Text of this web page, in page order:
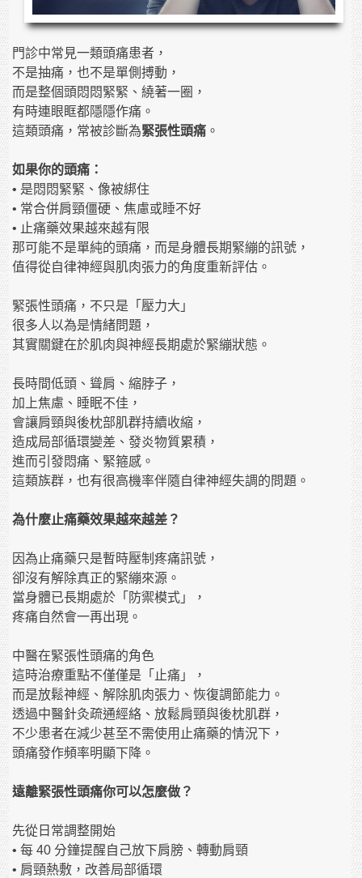
門診中常見一類頭痛患者，
不是抽痛，也不是單側搏動，
而是整個頭悶悶緊緊、繞著一圈，
有時連眼眶都隱隱作痛。
這類頭痛，常被診斷為緊張性頭痛 。
如果你的頭痛：
• 是悶悶緊緊、像被綁住
• 常合併肩頸僵硬、焦慮或睡不好
• 止痛藥效果越來越有限
那可能不是單純的頭痛，而是身體長期緊繃的訊號，
值得從自律神經與肌肉張力的角度重新評估。
緊張性頭痛，不只是「壓力大」
很多人以為是情緒問題，
其實關鍵在於肌肉與神經長期處於緊繃狀態。
長時間低頭、聳肩、縮脖子，
加上焦慮、睡眠不佳，
會讓肩頸與後枕部肌群持續收縮，
造成局部循環變差、發炎物質累積，
進而引發悶痛、緊箍感。
這類族群，也有很高機率伴隨自律神經失調的問題。
為什麼止痛藥效果越來越差？
因為止痛藥只是暫時壓制疼痛訊號，
卻沒有解除真正的緊繃來源。
當身體已長期處於「防禦模式」，
疼痛自然會一再出現。
中醫在緊張性頭痛的角色
這時治療重點不僅僅是「止痛」，
而是放鬆神經、解除肌肉張力、恢復調節能力。
透過中醫針灸疏通經絡、放鬆肩頸與後枕肌群，
不少患者在減少甚至不需使用止痛藥的情況下，
頭痛發作頻率明顯下降。
遠離緊張性頭痛你可以怎麼做？
先從日常調整開始
• 每 40 分鐘提醒自己放下肩膀、轉動肩頸
• 肩頸熱敷，改善局部循環